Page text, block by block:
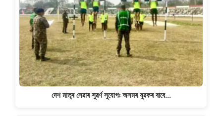
দেশ মাতৃৰ সেৱাৰ সুৱৰ্ণ সুযোগঃ অসমৰ যুৱকৰ বাবে…